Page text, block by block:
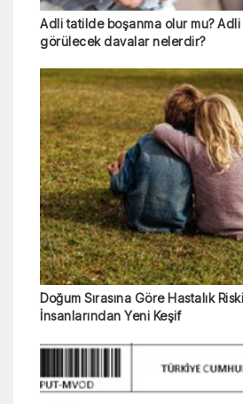
Adli tatilde boşanma olur mu?
görülecek davalar nelerdir?
Doğum Sırasına Göre Hastalık
İnsanlarından Yeni Keşif